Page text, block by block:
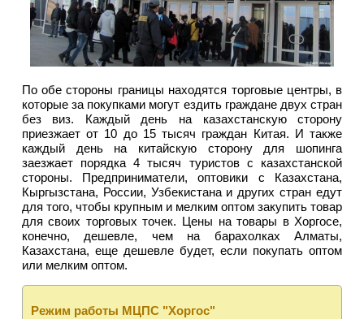
По обе стороны границы находятся торговые центры, в
которые за покупками могут ездить граждане двух стран
без виз. Каждый день на казахстанскую сторону
приезжает от 10 до 15 тысяч граждан Китая. И также
каждый день на китайскую сторону для шопинга
заезжает порядка 4 тысяч туристов с казахстанской
стороны. Предприниматели, оптовики с Казахстана,
Кыргызстана, России, Узбекистана и других стран едут
для того, чтобы крупным и мелким оптом закупить товар
для своих торговых точек. Цены на товары в Хоргосе,
конечно, дешевле, чем на барахолках Алматы,
Казахстана, еще дешевле будет, если покупать оптом
или мелким оптом.
Режим работы МЦПС "Хоргос"